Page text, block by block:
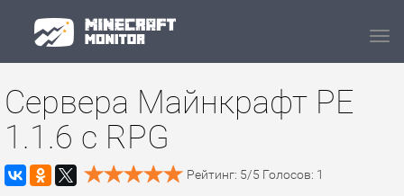
Сервера Майнкрафт PE
1.1.6 с RPG
Рейтинг: 5/5 Голосов: 1